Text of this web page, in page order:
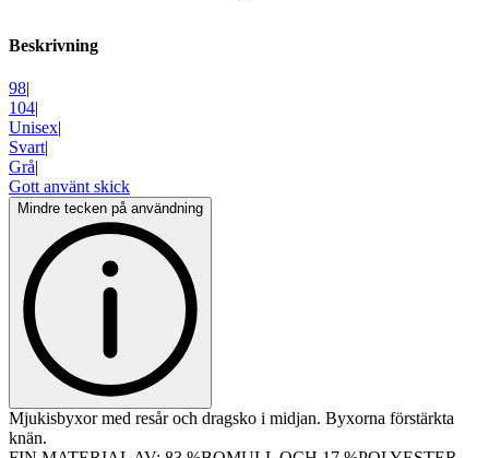
Beskrivning
98|
104|
Unisex|
Svart|
Grå|
Gott använt skick
Mindre tecken på användning
Mjukisbyxor med resår och dragsko i midjan. Byxorna förstärkta
knän.